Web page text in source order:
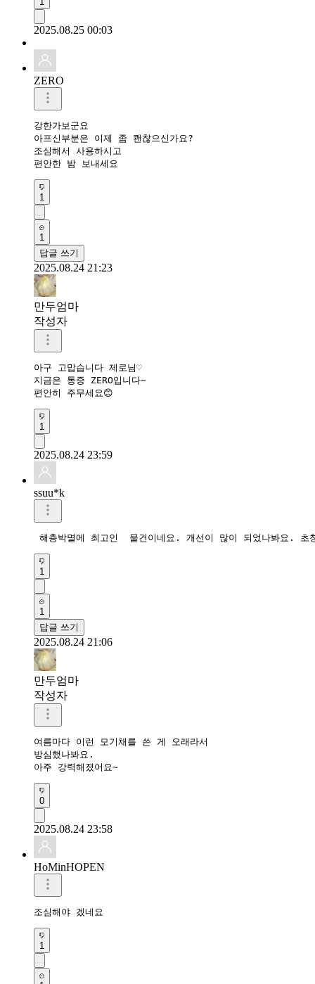
2025.08.25 00:03
ZERO
강한가보군요
아프신부분은 이제 좀 쾐찮으신가요?
조심해서 사용하시고
1
1
답글 쓰기
2025.08.24 21:23
만두엄마
작성자
아구 고맙습니다 제로님♡
지금은 통증 ZERO입니다~
편안히 주무세요😊
1
2025.08.24 23:59
ssuu*k
해충박멸에 최고인  물건이네요. 개선이 많이 되었나봐요. 초
1
1
답글 쓰기
2025.08.24 21:06
만두엄마
작성자
여름마다 이런 모기채를 쓴 게 오래라서
방심했나봐요.
아주 강력해졌어요~
0
2025.08.24 23:58
HoMinHOPEN
조심해야 겠네요
1